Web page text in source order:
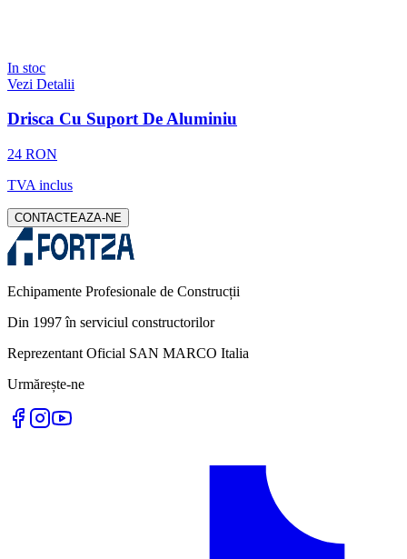
In stoc
Vezi Detalii
Drisca Cu Suport De Aluminiu
24 RON
TVA inclus
CONTACTEAZA-NE
Echipamente Profesionale de Construcții
Din 1997 în serviciul constructorilor
Reprezentant Oficial SAN MARCO Italia
Urmărește-ne